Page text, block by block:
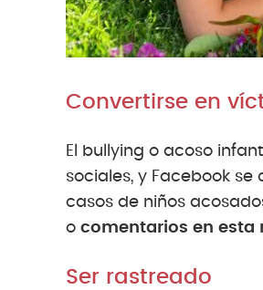
Convertirse en
El bullying o acoso
sociales, y Facebook
casos de niños
o comentarios en esta
Ser rastreado